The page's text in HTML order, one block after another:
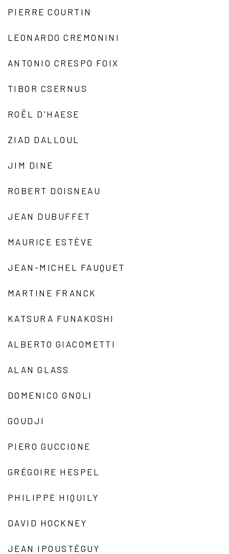
PIERRE COURTIN
LEONARDO CREMONINI
ANTONIO CRESPO FOIX
TIBOR CSERNUS
ROËL D'HAESE
ZIAD DALLOUL
JIM DINE
ROBERT DOISNEAU
JEAN DUBUFFET
MAURICE ESTÈVE
JEAN-MICHEL FAUQUET
MARTINE FRANCK
KATSURA FUNAKOSHI
ALBERTO GIACOMETTI
ALAN GLASS
DOMENICO GNOLI
GOUDJI
PIERO GUCCIONE
GRÉGOIRE HESPEL
PHILIPPE HIQUILY
DAVID HOCKNEY
JEAN IPOUSTÉGUY